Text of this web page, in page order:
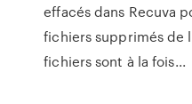
effacés dans Recuva
fichiers supprimés de
fichiers sont à la fois...